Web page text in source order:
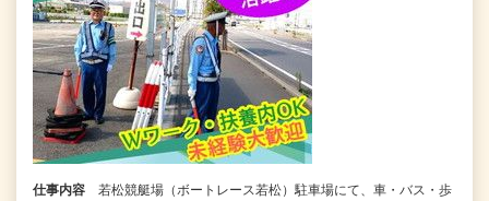
仕事内容
若松競艇場（ボートレース若松）駐車場にて、車・バス・歩